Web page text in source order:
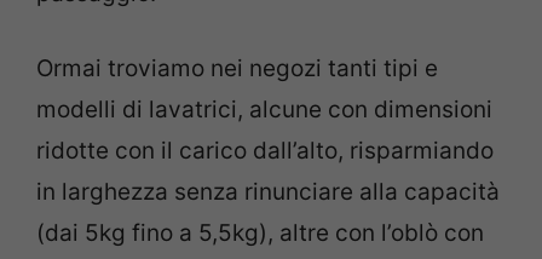
Ormai troviamo nei negozi tanti tipi e
modelli di lavatrici, alcune con dimensioni
ridotte con il carico dall’alto, risparmiando
in larghezza senza rinunciare alla capacità
(dai 5kg fino a 5,5kg), altre con l’oblò con